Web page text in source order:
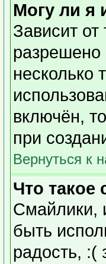
Могу ли я
Зависит
разрешено
несколько
включён,
при
Вернуться к
Что такое
Смайлики,
быть
радость, :(